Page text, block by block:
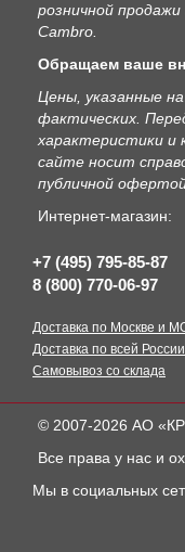
розничной
Cambro.
Обращаем ваше
Цены, указанные
фактических.
характеристики и
сайте носит
публичной
Интернет-магазин:
+7 (495) 795-85-87
8 (800) 770-06-97
Доставка по Москве и
Доставка по всей России
Самовывоз со склада
© 2007-2026 АО
Все права у нас и
Мы в социальных